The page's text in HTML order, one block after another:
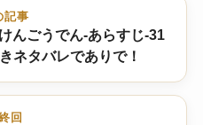
記事
んごうでん-あらすじ-31
ネタバレでありで！
回